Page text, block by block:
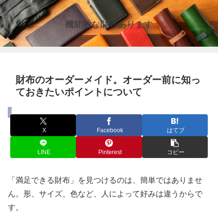
機能的な財布あります
財布のオーダーメイド。オーダー前に知っ
ておきたいポイントについて
まとめ
X Facebook はてブ
LINE Pinterest コピー
「満足できる財布」を見つけるのは、簡単ではありませ
ん。形、サイズ、色など、人によって好みは違うからで
す。